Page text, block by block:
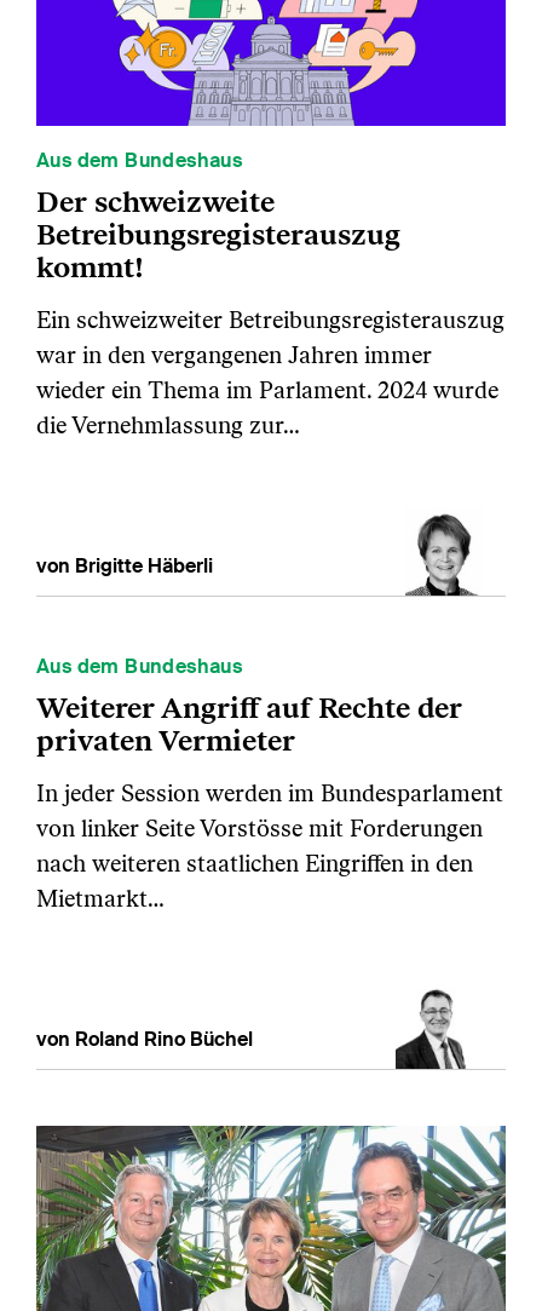
Aus dem Bundeshaus
Der schweizweite
Betreibungsregisterauszug
kommt!
Ein schweizweiter Betreibungsregisterauszug
war in den vergangenen Jahren immer
wieder ein Thema im Parlament. 2024 wurde
die Vernehmlassung zur…
von Brigitte Häberli
Aus dem Bundeshaus
Weiterer Angriff auf Rechte der
privaten Vermieter
In jeder Session werden im Bundesparlament
von linker Seite Vorstösse mit Forderungen
nach weiteren staatlichen Eingriffen in den
Mietmarkt…
von Roland Rino Büchel